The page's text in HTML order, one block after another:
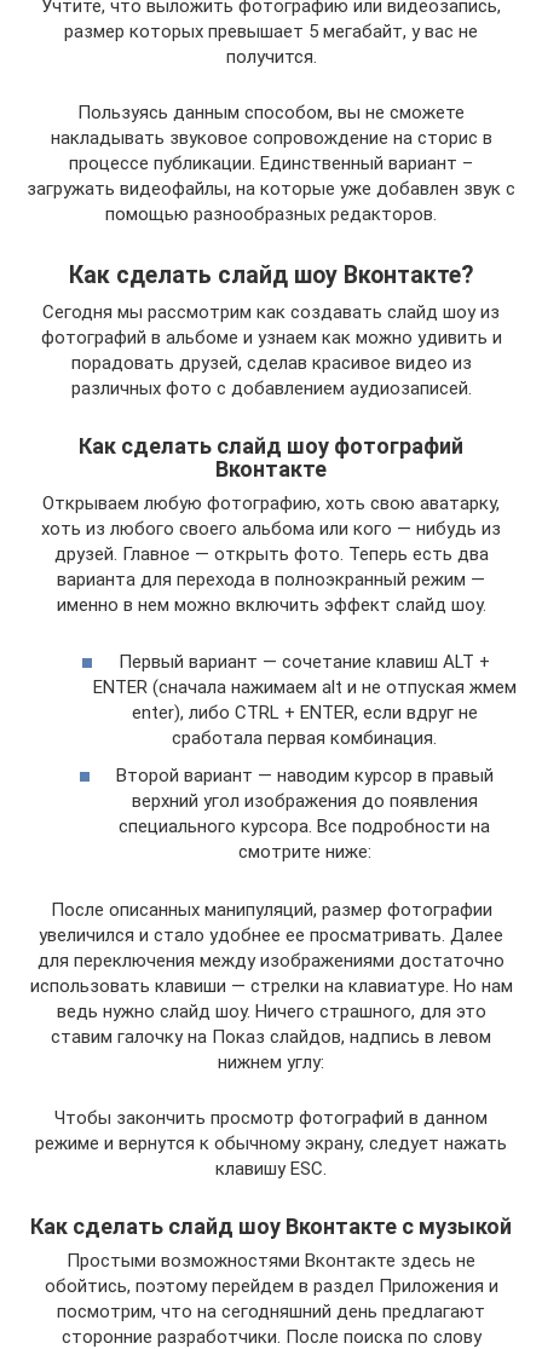
Учтите, что выложить фотографию или видеозапись,
размер которых превышает 5 мегабайт, у вас не
получится.
Пользуясь данным способом, вы не сможете
накладывать звуковое сопровождение на сторис в
процессе публикации. Единственный вариант –
загружать видеофайлы, на которые уже добавлен звук с
помощью разнообразных редакторов.
Как сделать слайд шоу Вконтакте?
Сегодня мы рассмотрим как создавать слайд шоу из
фотографий в альбоме и узнаем как можно удивить и
порадовать друзей, сделав красивое видео из
различных фото с добавлением аудиозаписей.
Как сделать слайд шоу фотографий
Вконтакте
Открываем любую фотографию, хоть свою аватарку,
хоть из любого своего альбома или кого — нибудь из
друзей. Главное — открыть фото. Теперь есть два
варианта для перехода в полноэкранный режим —
именно в нем можно включить эффект слайд шоу.
Первый вариант — сочетание клавиш ALT +
ENTER (сначала нажимаем alt и не отпуская жмем
enter), либо CTRL + ENTER, если вдруг не
сработала первая комбинация.
Второй вариант — наводим курсор в правый
верхний угол изображения до появления
специального курсора. Все подробности на
смотрите ниже:
После описанных манипуляций, размер фотографии
увеличился и стало удобнее ее просматривать. Далее
для переключения между изображениями достаточно
использовать клавиши — стрелки на клавиатуре. Но нам
ведь нужно слайд шоу. Ничего страшного, для это
ставим галочку на Показ слайдов, надпись в левом
нижнем углу:
Чтобы закончить просмотр фотографий в данном
режиме и вернутся к обычному экрану, следует нажать
клавишу ESC.
Как сделать слайд шоу Вконтакте с музыкой
Простыми возможностями Вконтакте здесь не
обойтись, поэтому перейдем в раздел Приложения и
посмотрим, что на сегодняшний день предлагают
сторонние разработчики. После поиска по слову